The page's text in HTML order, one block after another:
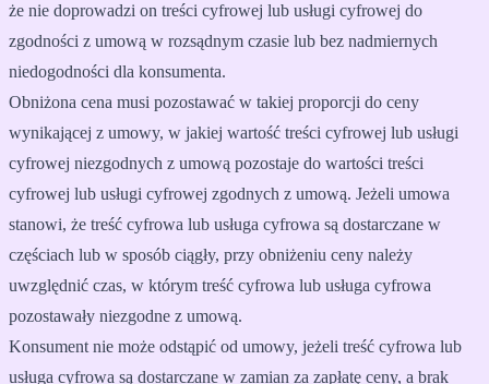
że nie doprowadzi on treści cyfrowej lub usługi cyfrowej do
zgodności z umową w rozsądnym czasie lub bez nadmiernych
niedogodności dla konsumenta.
Obniżona cena musi pozostawać w takiej proporcji do ceny
wynikającej z umowy, w jakiej wartość treści cyfrowej lub usługi
cyfrowej niezgodnych z umową pozostaje do wartości treści
cyfrowej lub usługi cyfrowej zgodnych z umową. Jeżeli umowa
stanowi, że treść cyfrowa lub usługa cyfrowa są dostarczane w
częściach lub w sposób ciągły, przy obniżeniu ceny należy
uwzględnić czas, w którym treść cyfrowa lub usługa cyfrowa
pozostawały niezgodne z umową.
Konsument nie może odstąpić od umowy, jeżeli treść cyfrowa lub
usługa cyfrowa są dostarczane w zamian za zapłatę ceny, a brak